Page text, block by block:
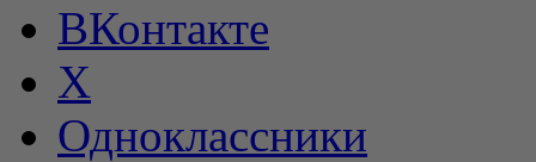
ВКонтакте
X
Одноклассники